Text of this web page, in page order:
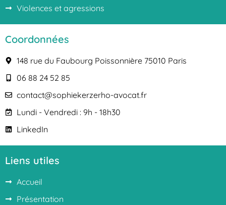
Violences et agressions
Coordonnées
148 rue du Faubourg Poissonnière 75010 Paris
06 88 24 52 85
contact@sophiekerzerho-avocat.fr
Lundi - Vendredi : 9h - 18h30
LinkedIn
Liens utiles
Accueil
Présentation